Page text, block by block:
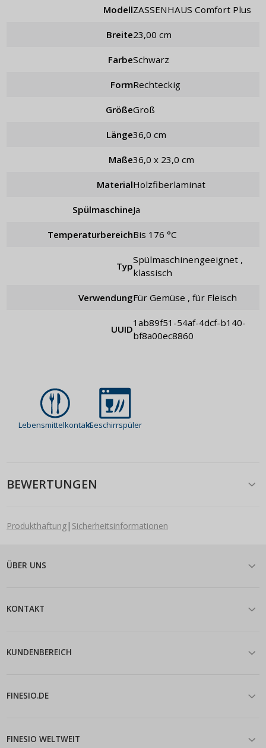
Modell ZASSENHAUS Comfort Plus
Breite 23,00 cm
Farbe schwarz
Form rechteckig
Größe groß
Länge 36,0 cm
Maße 36,0 x 23,0 cm
Material Holzfiberlaminat
Spülmaschine Ja
Temperaturbereich bis 176 °C
Typ
spülmaschinengeeignet ,
klassisch
Verwendung für Gemüse , für Fleisch
UUID
1ab89f51-54af-4dcf-b140-
bf8a00ec8860
LebensmittelkontaktGeschirrspüler
BEWERTUNGEN
Produkthaftung| Sicherheitsinformationen
ÜBER UNS
KONTAKT
KUNDENBEREICH
FINESIO.DE
FINESIO WELTWEIT